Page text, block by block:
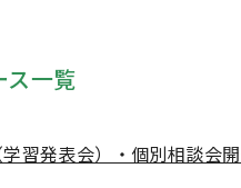
ス一覧
習発表会）・個別相談会